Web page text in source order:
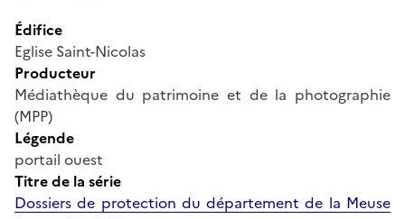
Édifice
Eglise Saint-Nicolas
Producteur
Médiathèque du patrimoine et de la photographie
(MPP)
Légende
portail ouest
Titre de la série
Dossiers de protection du département de la Meuse